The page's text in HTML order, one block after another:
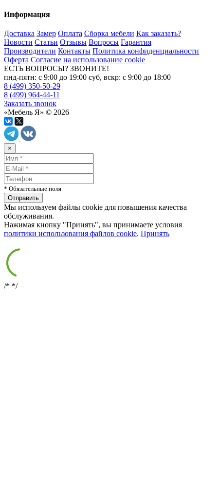
Информация
Доставка Замер Оплата Сборка мебели Как заказать?
Новости Статьи Отзывы Вопросы Гарантия
Производители Контакты Политика конфиденциальности
Оферта Согласие на использование cookie
ЕСТЬ ВОПРОСЫ? ЗВОНИТЕ!
пнд-пятн: с 9:00 до 19:00 суб, вскр: с 9:00 до 18:00
8 (499) 350-50-29
8 (499) 964-44-11
Заказать звонок
«Мебель Я» © 2026
×
* Обязательные поля
Мы используем файлы cookie для повышения качества
обслуживания.
Нажимая кнопку "Принять", вы принимаете условия
политики использования файлов cookie. Принять
/* */